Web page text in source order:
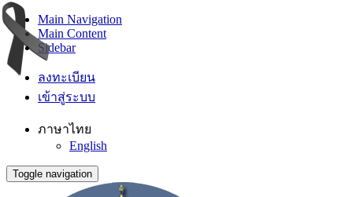
Main Navigation
Main Content
Sidebar
ลงทะเบียน
เข้าสู่ระบบ
ภาษาไทย
English
Toggle navigation